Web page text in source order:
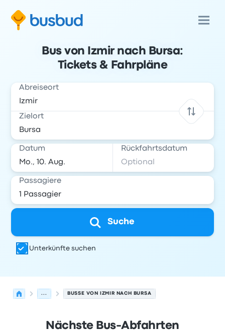
Bus von Izmir nach Bursa:
Tickets & Fahrpläne
Abreiseort
Zielort
Datum Rückfahrtsdatum
Passagiere
Suche
Unterkünfte suchen
... BUSSE VON IZMIR NACH BURSA
Nächste Bus-Abfahrten